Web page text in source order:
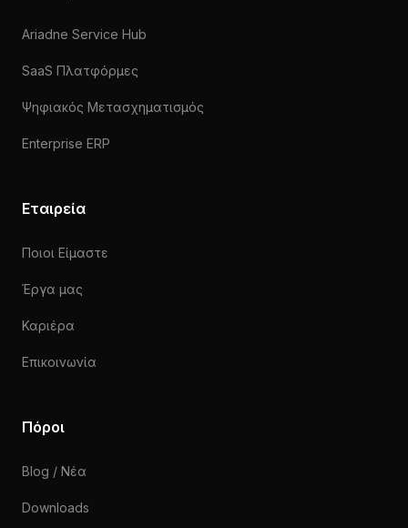
Ariadne Service Hub
SaaS Πλατφόρμες
Ψηφιακός Μετασχηματισμός
Enterprise ERP
Εταιρεία
Ποιοι Είμαστε
Έργα μας
Καριέρα
Επικοινωνία
Πόροι
Blog / Νέα
Downloads